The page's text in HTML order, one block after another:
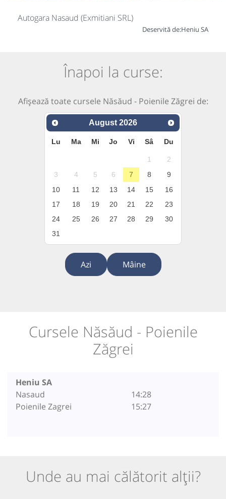
Autogara Nasaud (Exmitiani SRL)
Deservită de:Heniu SA
Înapoi la curse:
Afișează toate cursele Năsăud - Poienile Zăgrei de:
August 2026
Lu Ma Mi Jo Vi Sâ Du
1
2
3
4 5 6 7 8
9
10
11 12 13 14 15
16
17
18 19 20 21 22
23
24
25 26 27 28 29
30
31
Azi Mâine
Cursele Năsăud - Poienile
Zăgrei
Heniu SA
Nasaud
Poienile Zagrei
14:28
15:27
Unde au mai călătorit alții?